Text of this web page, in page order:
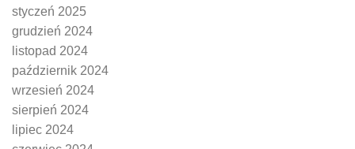
styczeń 2025
grudzień 2024
listopad 2024
październik 2024
wrzesień 2024
sierpień 2024
lipiec 2024